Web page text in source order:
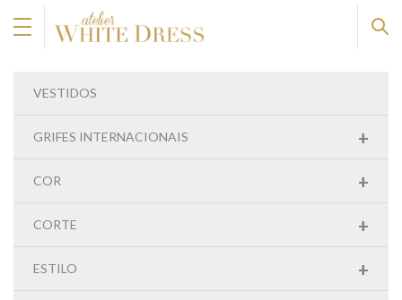
VESTIDOS
+
GRIFES INTERNACIONAIS
+
COR
+
CORTE
+
ESTILO